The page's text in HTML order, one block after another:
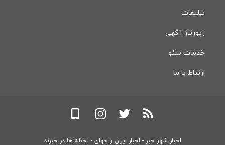
تبلیغات
رپورتاژ آگهی
خدمات سئو
ارتباط با ما
اخبار شهر خبر - اخبار ایران و جهان - لحظه ها در خبرند